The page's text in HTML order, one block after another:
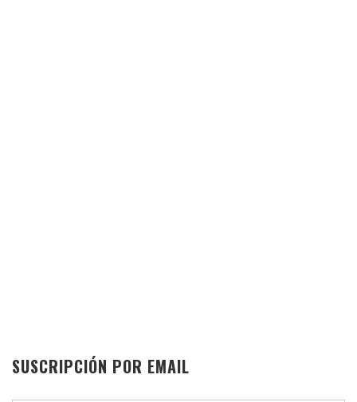
SUSCRIPCIÓN POR EMAIL